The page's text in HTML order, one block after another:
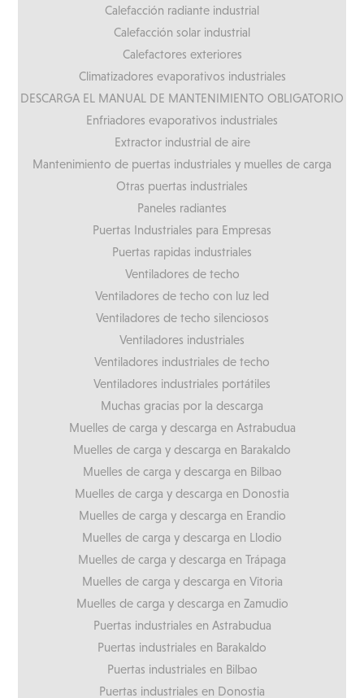
Calefacción radiante industrial
Calefacción solar industrial
Calefactores exteriores
Climatizadores evaporativos industriales
DESCARGA EL MANUAL DE MANTENIMIENTO OBLIGATORIO
Enfriadores evaporativos industriales
Extractor industrial de aire
Mantenimiento de puertas industriales y muelles de carga
Otras puertas industriales
Paneles radiantes
Puertas Industriales para Empresas
Puertas rapidas industriales
Ventiladores de techo
Ventiladores de techo con luz led
Ventiladores de techo silenciosos
Ventiladores industriales
Ventiladores industriales de techo
Ventiladores industriales portátiles
Muchas gracias por la descarga
Muelles de carga y descarga en Astrabudua
Muelles de carga y descarga en Barakaldo
Muelles de carga y descarga en Bilbao
Muelles de carga y descarga en Donostia
Muelles de carga y descarga en Erandio
Muelles de carga y descarga en Llodio
Muelles de carga y descarga en Trápaga
Muelles de carga y descarga en Vitoria
Muelles de carga y descarga en Zamudio
Puertas industriales en Astrabudua
Puertas industriales en Barakaldo
Puertas industriales en Bilbao
Puertas industriales en Donostia